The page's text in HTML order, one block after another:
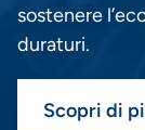
sostenere
duraturi.
Scopri di